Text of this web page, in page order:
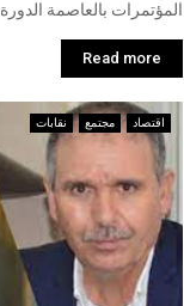
المؤتمرات بالعاصمة الدورة
Read more
اقتصاد مجتمع نقابات